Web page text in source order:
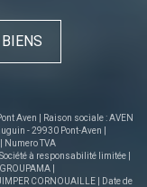
en
comme en
disponibles sur le
Aven | Raison sociale : AVEN
- 29930 Pont-Aven |
Numero TVA
à responsabilité limitée |
|
CORNOUAILLE | Date de